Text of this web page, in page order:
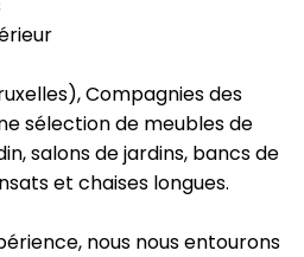
Compagnies des
sélection de meubles de
salons de jardins, bancs de
et chaises longues.
nous nous entourons